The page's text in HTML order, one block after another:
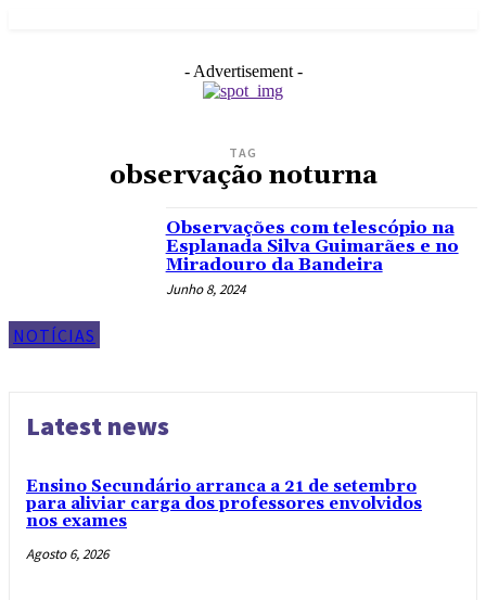
- Advertisement -
TAG
observação noturna
NOTÍCIAS
Observações com telescópio na
Esplanada Silva Guimarães e no
Miradouro da Bandeira
Junho 8, 2024
Latest news
Ensino Secundário arranca a 21 de setembro
para aliviar carga dos professores envolvidos
nos exames
Agosto 6, 2026